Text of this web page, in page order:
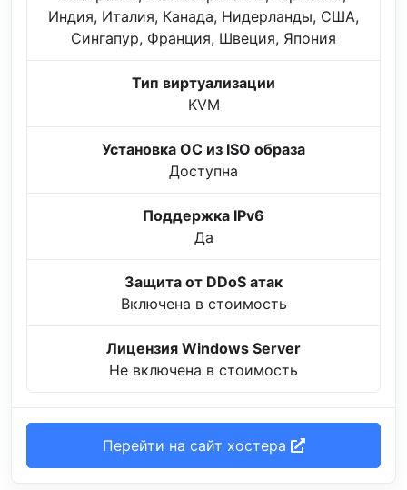
Индия, Италия, Канада, Нидерланды, США,
Сингапур, Франция, Швеция, Япония
Тип виртуализации
KVM
Установка ОС из ISO образа
Доступна
Поддержка IPv6
Да
Защита от DDoS атак
Включена в стоимость
Лицензия Windows Server
Не включена в стоимость
Перейти на сайт хостера